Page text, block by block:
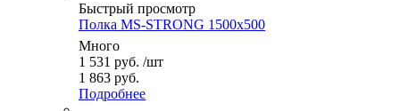
Быстрый просмотр
Полка MS-STRONG 1500x500
Много
1 531 руб. /шт
1 863 руб.
Подробнее